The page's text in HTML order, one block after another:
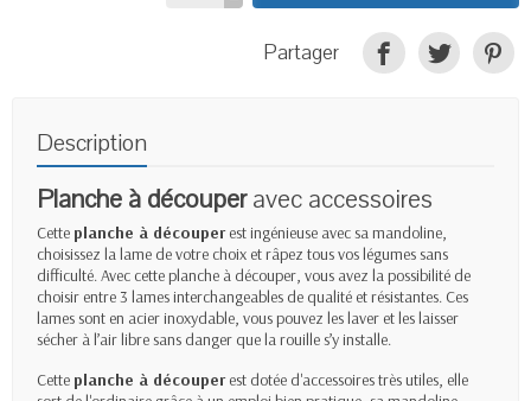
Partager
Description
Planche à découperavec accessoires
Cette planche à découperest ingénieuse avec sa mandoline,
choisissez la lame de votre choix et râpez tous vos légumes sans
difficulté. Avec cette planche à découper, vous avez la possibilité de
choisir entre 3 lames interchangeables de qualité et résistantes. Ces
lames sont en acier inoxydable, vous pouvez les laver et les laisser
sécher à l’air libre sans danger que la rouille s’y installe.
Cette planche à découperest dotée d'accessoires très utiles, elle